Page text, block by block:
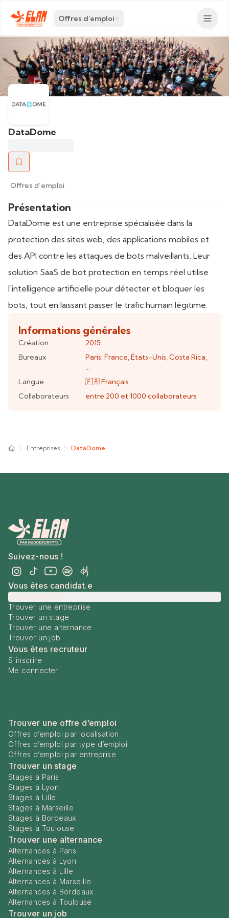
Offres d'emploi
DataDome
Offres d’emploi
Présentation
DataDome est une entreprise spécialisée dans la
protection des sites web, des applications mobiles et
des API contre les attaques de bots malveillants. Leur
solution SaaS de bot protection en temps réel utilise
l'intelligence artificielle pour détecter et bloquer les
bots, tout en laissant passer le trafic humain légitime.
Informations générales
Création
2015
Bureaux
Paris,France,États-Unis,Costa Rica,
...
Langue
🇫🇷Français
Collaborateurs
entre 200 et 1000 collaborateurs
Entreprises DataDome
Suivez-nous !
Vous êtes candidat.e
Trouver une entreprise
Trouver un stage
Trouver une alternance
Trouver un job
Vous êtes recruteur
S'inscrire
Me connecter
Trouver une offre d’emploi
Offres d’emploi par localisation
Offres d’emploi par type d’emploi
Offres d’emploi par entreprise
Trouver un stage
Stages à Paris
Stages à Lyon
Stages à Lille
Stages à Marseille
Stages à Bordeaux
Stages à Toulouse
Trouver une alternance
Alternances à Paris
Alternances à Lyon
Alternances à Lille
Alternances à Marseille
Alternances à Bordeaux
Alternances à Toulouse
Trouver un job